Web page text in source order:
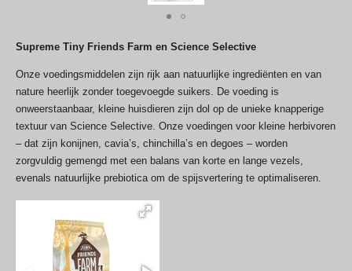
Supreme Tiny Friends Farm en Science Selective
Onze voedingsmiddelen zijn rijk aan natuurlijke ingrediënten en van
nature heerlijk zonder toegevoegde suikers. De voeding is
onweerstaanbaar, kleine huisdieren zijn dol op de unieke knapperige
textuur van Science Selective. Onze voedingen voor kleine herbivoren
– dat zijn konijnen, cavia’s, chinchilla’s en degoes – worden
zorgvuldig gemengd met een balans van korte en lange vezels,
evenals natuurlijke prebiotica om de spijsvertering te optimaliseren.